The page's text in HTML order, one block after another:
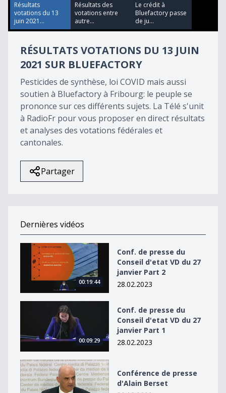
52
seconds
Résultats
votations du 13
juin 2021...
Résultats des
votations entre
autre...
Le crédit à
Bluefactory passe
de ju...
RÉSULTATS VOTATIONS DU 13 JUIN
2021 SUR BLUEFACTORY
Pesticides de synthèse, loi COVID mais aussi
soutien à Bluefactory à Fribourg: le peuple se
prononce sur ces différents sujets. La Télé s'unit
à RadioFr pour vous proposer en direct résultats
et analyses des votations fédérales et
cantonales.
Partager
Dernières vidéos
Conf. de presse du Conseil d&#039;etat VD du 27
00:19:44
Conf. de presse du
Conseil d'etat VD du 27
janvier Part 2
28.02.2023
Conf. de presse du Conseil d&#039;etat VD du 27
00:09:29
Conf. de presse du
Conseil d'etat VD du 27
janvier Part 1
28.02.2023
Conférence de presse d&#039;Alain Berset
Conférence de presse
d'Alain Berset